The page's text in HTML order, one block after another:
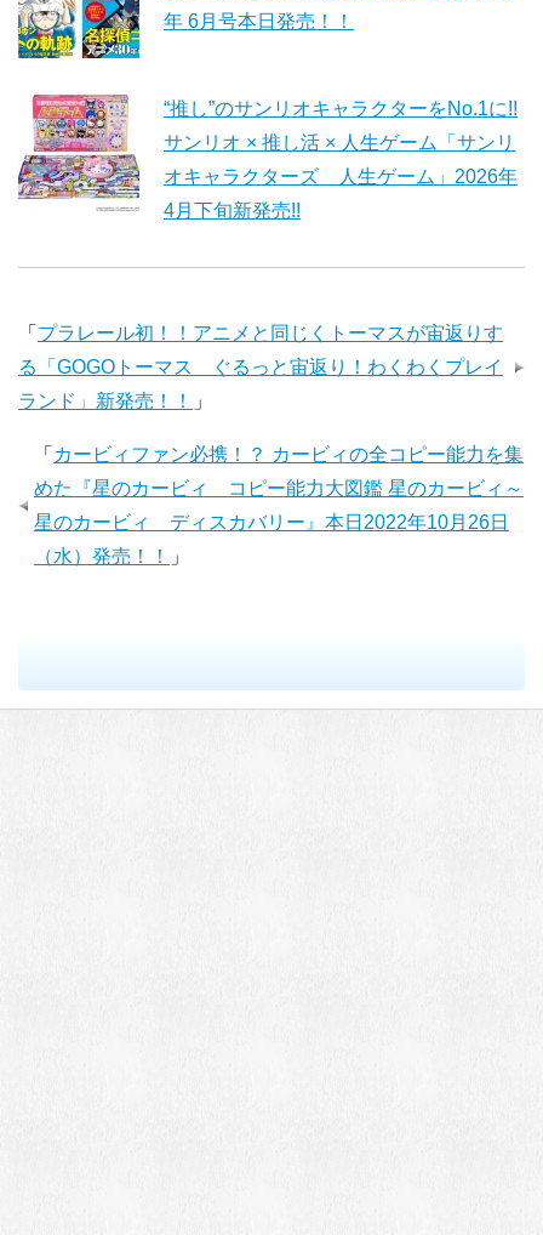
年 6月号本日発売！！
“推し”のサンリオキャラクターをNo.1に!!
サンリオ × 推し活 × 人生ゲーム「サンリ
オキャラクターズ 人生ゲーム」2026年
4月下旬新発売!!
「 プラレール初！！アニメと同じくトーマスが宙返りす
る「GOGOトーマス ぐるっと宙返り！わくわくプレイ
ランド」新発売！！
」
「 カービィファン必携！？ カービィの全コピー能力を集
めた『星のカービィ コピー能力大図鑑 星のカービィ～
星のカービィ ディスカバリー』本日2022年10月26日
（水）発売！！
」